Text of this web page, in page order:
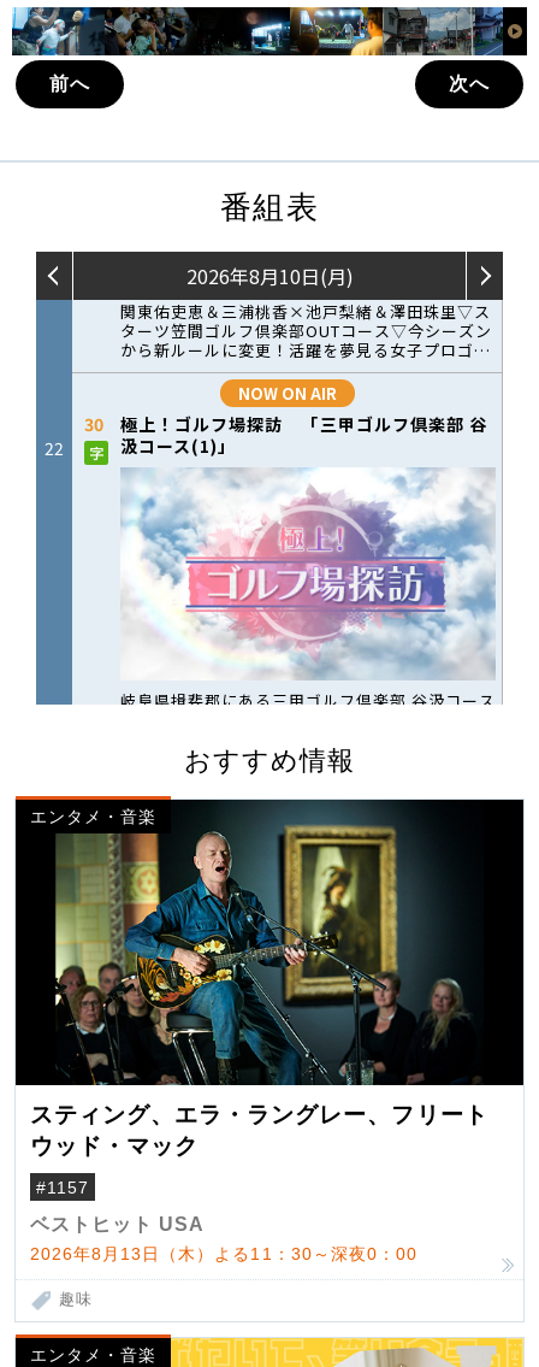
前へ 次へ
番組表
おすすめ情報
エンタメ・音楽
スティング、エラ・ラングレー、フリート
ウッド・マック
#1157
ベストヒット USA
2026年8月13日（木）よる11：30～深夜0：00
趣味
エンタメ・音楽